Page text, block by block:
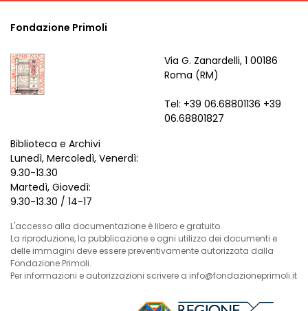
Fondazione Primoli
Via G. Zanardelli, 1 00186
Roma (RM)
Tel: +39 06.68801136 +39
06.68801827
Biblioteca e Archivi
Lunedì, Mercoledì, Venerdì:
9.30-13.30
Martedì, Giovedì:
9.30-13.30 / 14-17
L'accesso alla documentazione è libero e gratuito.
La riproduzione, la pubblicazione e ogni utilizzo dei documenti e
delle immagini deve essere preventivamente autorizzata dalla
Fondazione Primoli.
Per informazioni e autorizzazioni scrivere a info@fondazioneprimoli.it